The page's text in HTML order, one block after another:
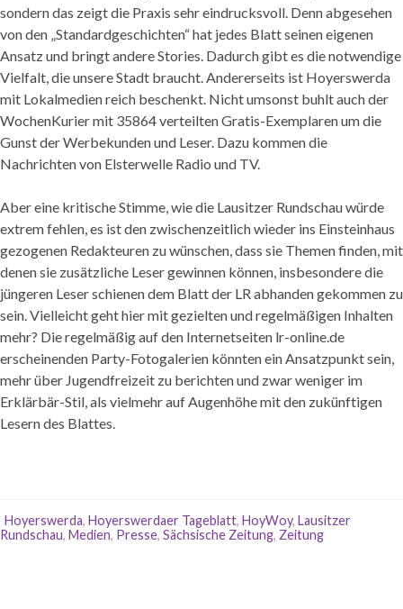
sondern das zeigt die Praxis sehr eindrucksvoll. Denn abgesehen
von den „Standardgeschichten“ hat jedes Blatt seinen eigenen
Ansatz und bringt andere Stories. Dadurch gibt es die notwendige
Vielfalt, die unsere Stadt braucht. Andererseits ist Hoyerswerda
mit Lokalmedien reich beschenkt. Nicht umsonst buhlt auch der
WochenKurier mit 35864 verteilten Gratis-Exemplaren um die
Gunst der Werbekunden und Leser. Dazu kommen die
Nachrichten von Elsterwelle Radio und TV.
Aber eine kritische Stimme, wie die Lausitzer Rundschau würde
extrem fehlen, es ist den zwischenzeitlich wieder ins Einsteinhaus
gezogenen Redakteuren zu wünschen, dass sie Themen finden, mit
denen sie zusätzliche Leser gewinnen können, insbesondere die
jüngeren Leser schienen dem Blatt der LR abhanden gekommen zu
sein. Vielleicht geht hier mit gezielten und regelmäßigen Inhalten
mehr? Die regelmäßig auf den Internetseiten lr-online.de
erscheinenden Party-Fotogalerien könnten ein Ansatzpunkt sein,
mehr über Jugendfreizeit zu berichten und zwar weniger im
Erklärbär-Stil, als vielmehr auf Augenhöhe mit den zukünftigen
Lesern des Blattes.
Hoyerswerda, Hoyerswerdaer Tageblatt, HoyWoy, Lausitzer
Rundschau, Medien, Presse, Sächsische Zeitung, Zeitung